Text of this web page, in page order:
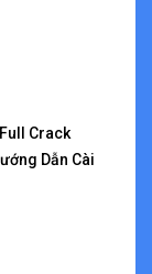
Crack
Dẫn Cài